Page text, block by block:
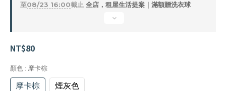
至08/23 16:00截止 全店，租屋生活提案｜滿額贈洗衣球
NT$80
顏色 : 摩卡棕
摩卡棕 煙灰色